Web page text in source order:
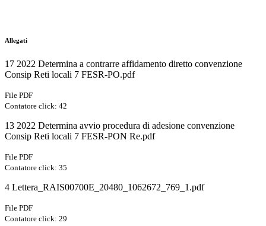
Allegati
17 2022 Determina a contrarre affidamento diretto convenzione
Consip Reti locali 7 FESR-PO.pdf
File PDF
Contatore click: 42
13 2022 Determina avvio procedura di adesione convenzione
Consip Reti locali 7 FESR-PON Re.pdf
File PDF
Contatore click: 35
4 Lettera_RAIS00700E_20480_1062672_769_1.pdf
File PDF
Contatore click: 29